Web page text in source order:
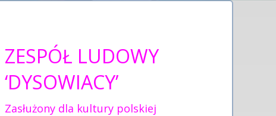
ZESPÓŁ LUDOWY
‘DYSOWIACY’
Zasłużony dla kultury polskiej